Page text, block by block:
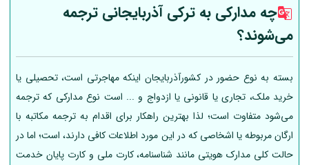
چه مدارکی به ترکی آذربایجانی ترجمه
می‌شوند؟
بسته به نوع حضور در کشورآذربایجان اینکه مهاجرتی است، تحصیلی یا
خرید ملک، تجاری یا قانونی یا ازدواج و ... است نوع مدارکی که ترجمه
می‌شود متفاوت است؛ لذا بهترین راهکار برای اقدام به ترجمه مکاتبه با
ارگان مربوطه یا اشخاصی که در این مورد اطلاعات کافی دارند، است؛ اما در
حالت کلی مدارک هویتی مانند شناسنامه، کارت ملی و کارت پایان خدمت